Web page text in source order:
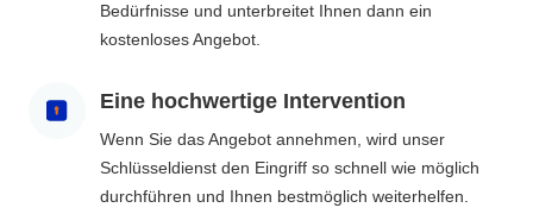
Bedürfnisse und unterbreitet Ihnen dann ein
kostenloses Angebot.
Eine hochwertige Intervention
Wenn Sie das Angebot annehmen, wird unser
Schlüsseldienst den Eingriff so schnell wie möglich
durchführen und Ihnen bestmöglich weiterhelfen.